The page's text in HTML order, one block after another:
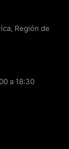
Región de
a 18:30